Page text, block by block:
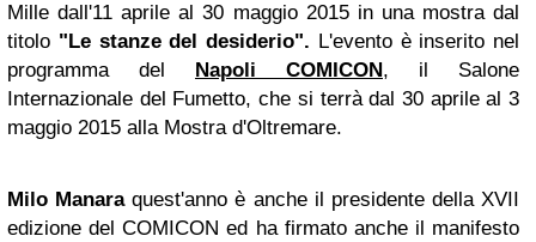
Mille dall'11 aprile al 30 maggio 2015 in una mostra dal
titolo "Le stanze del desiderio". L'evento è inserito nel
programma del
Napoli COMICON , il Salone
Internazionale del Fumetto, che si terrà dal 30 aprile al 3
maggio 2015 alla Mostra d'Oltremare.
Milo Manaraquest'anno è anche il presidente della XVII
edizione del COMICON ed ha firmato anche il manifesto